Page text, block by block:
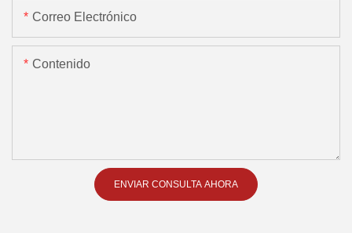
Correo Electrónico
Contenido
ENVIAR CONSULTA AHORA